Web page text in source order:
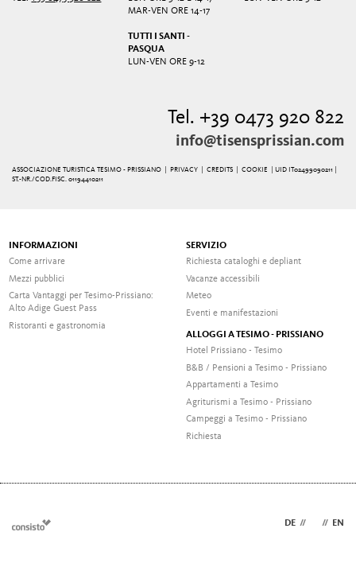
MAR-VEN ORE 14-17
TUTTI I SANTI -
PASQUA
LUN-VEN ORE 9-12
Tel. +39 0473 920 822
info@tisensprissian.com
ASSOCIAZIONE TURISTICA TESIMO - PRISSIANO | PRIVACY |CREDITS |COOKIE
| UID IT02499090211 |
ST.-NR./COD.FISC. 01194410211
INFORMAZIONI
Come arrivare
Mezzi pubblici
Carta Vantaggi per Tesimo-Prissiano:
Alto Adige Guest Pass
Ristoranti e gastronomia
SERVIZIO
Richiesta cataloghi e depliant
Vacanze accessibili
Meteo
Eventi e manifestazioni
ALLOGGI A TESIMO - PRISSIANO
Hotel Prissiano - Tesimo
B&B / Pensioni a Tesimo - Prissiano
Appartamenti a Tesimo
Agriturismi a Tesimo - Prissiano
Campeggi a Tesimo - Prissiano
Richiesta
DE // // EN